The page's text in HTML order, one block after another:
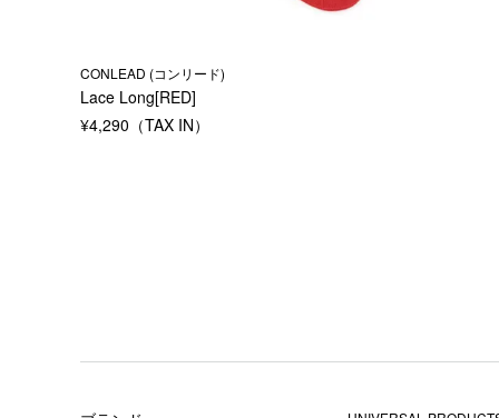
CONLEAD (コンリード)
Lace Long[RED]
¥4,290